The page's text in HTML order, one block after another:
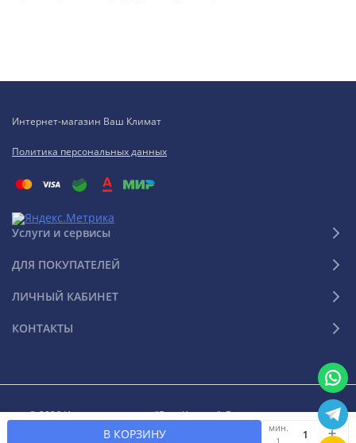
В КОРЗИНУ
мин.
Интернет-магазин Ваш Климат
Политика персональных данных
Услуги и сервисы
ДЛЯ ПОКУПАТЕЛЕЙ
ЛИЧНЫЙ КАБИНЕТ
КОНТАКТЫ
© 2026 Интернет-магазин "Ваш Климат". Все права защищены